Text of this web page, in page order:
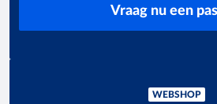
Vraag nu een
WEBSHOP